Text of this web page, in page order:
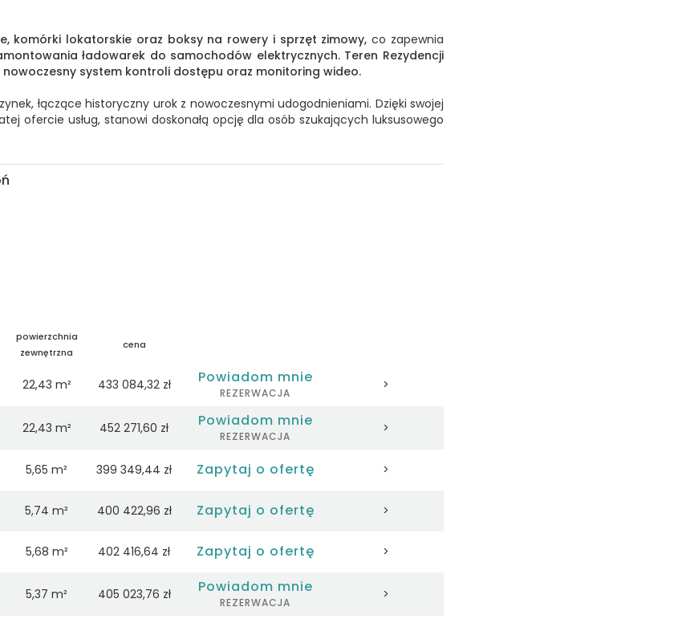
komórki lokatorskie oraz boksy na rowery i sprzęt zimowy, co zapewnia
ładowarek do samochodów elektrycznych. Teren Rezydencji
nowoczesny system kontroli dostępu oraz monitoring wideo.
łączące historyczny urok z nowoczesnymi udogodnieniami. Dzięki swojej
ofercie usług, stanowi doskonałą opcję dla osób szukających luksusowego
powierzchnia
zewnętrzna
cena
22,43 m² 433 084,32 zł Powiadom mnie
REZERWACJA
>
22,43 m² 452 271,60 zł Powiadom mnie
REZERWACJA
>
5,65 m² 399 349,44 zł Zapytaj o ofertę >
5,74 m² 400 422,96 zł Zapytaj o ofertę >
5,68 m² 402 416,64 zł Zapytaj o ofertę >
5,37 m² 405 023,76 zł Powiadom mnie
REZERWACJA
>